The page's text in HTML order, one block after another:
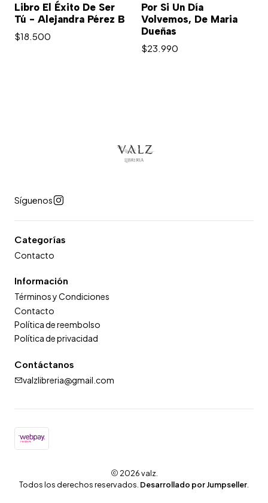
Libro El Éxito De Ser
Tú - Alejandra Pérez B
$18.500
Por Si Un Día
Volvemos, De Maria
Dueñas
$23.990
Síguenos
Categorías
Contacto
Información
Términos y Condiciones
Contacto
Política de reembolso
Política de privacidad
Contáctanos
valzlibreria@gmail.com
2026 valz.
Todos los derechos reservados. Desarrollado por Jumpseller